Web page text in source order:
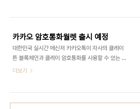
지털 마케팅 및 PR의 초점은 사고 혁신 콘텐츠의 개
기능은 삼성의 안드로이드 기반 플래그십 스마트폰
에 탑재되며 해당 기기는 노트 10+, 노트 10, 갤럭시
S10e, S10, S10+, S10 5G다. 일단 현재는 한국,
미국, 영국, 캐나다, 독일, 스위스, 스페인 등 주요 시
장에서만 블록체인이 지원된다. 삼성 블록체인 키스
스토어를 통한 다운로드는 지원되지 않는다. 다만 삼
카카오 암호통화월렛 출시 예정
대한민국 실시간 메신저 카카오톡이 자사의 클레이
튼 블록체인과 클레이 암호통화를 사용할 수 있는 자
체 암호통화월릿 클립을 선보이면서 암호통화 시장
더보기